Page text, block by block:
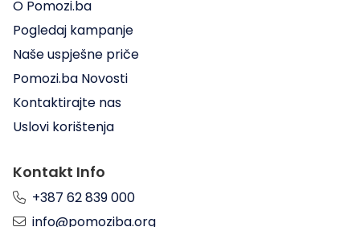
O Pomozi.ba
Pogledaj kampanje
Naše uspješne priče
Pomozi.ba Novosti
Kontaktirajte nas
Uslovi korištenja
Kontakt Info
+387 62 839 000
info@pomoziba.org